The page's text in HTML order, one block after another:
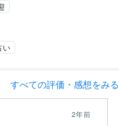
い
すべての評価・感想をみる
2年前